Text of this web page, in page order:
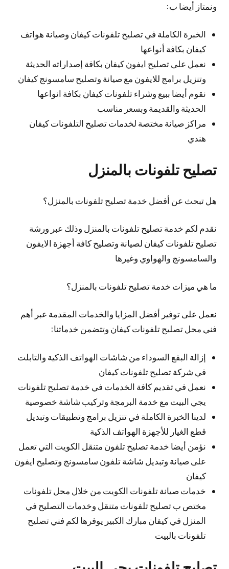
ونمتاز أيضا ب:
الخبرة الكاملة في تصليح تلفونات كيفان وصيانة هواتف
كيفان بكافة أنواعها
نعمل على تصليح ايفون كيفان بكافة إصداراته الحديثة
وتنزيل برامج للايفون مع صيانة وتصليح سامسونج كيفان
نقوم أيضا ببيع وشراء تلفونات كيفان بكافة انواعها
الحديثة والقديمة وبسعر مناسب
مراكز صيانة مختصة لخدمات تصليح التلفونات كيفان
هندي
تصليح تلفونات بالمنزل
هل تبحث عن أفضل خدمة تصليح تلفونات بالمنزل؟
نقدم لكم خدمة تصليح تلفونات بالمنزل وذلك عبر ورشة
تصليح تلفونات كيفان لصيانة وتصليح كافة أجهزة الايفون
والسامسونج والهواوي وغيرها
ما هي ميزات خدمة تصليح تلفونات بالمنزل؟
نعمل على توفير أفضل المزايا والخدمات المقدمة عبر أهم
فني محل تصليح تلفونات كيفان وتتضمن خدماتنا:
إزالة البقع السوداء من شاشات الهواتف الذكية والتابلت
في شركة تصليح تلفونات كيفان
نعمل في تقديم كافة الخدمات في خدمة تصليح تلفونات
يجي البيت مع خدمة البرمجة وتركيب شاشة خصوصية
لدينا الخبرة الكاملة في تنزيل برامج وتطبيقات وتبديل
قطع الغيار للأجهزة الهواتف الذكية
نؤمن أيضا خدمة تصليح تلفون متنقل الكويت التي تعمل
على صيانة وتبديل شاشة تلفون سامسونج وتصليح ايفون
كيفان
خدمات صيانة تلفونات الكويت من خلال محل تلفونات
مختص ب تصليح تلفونات متنقل وخدمات التصليح في
المنزل في كيفان مبارك الكبير يوفرها لكم فني تصليح
تلفونات بالبيت